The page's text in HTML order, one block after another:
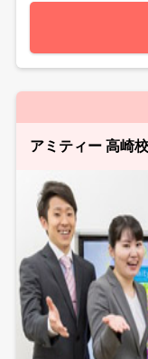
アミティー 高崎校